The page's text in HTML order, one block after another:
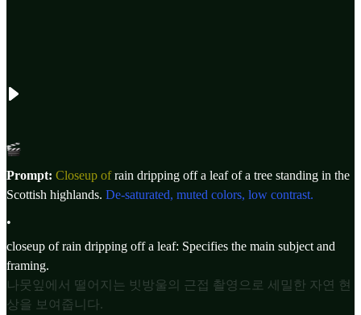
Prompt: Closeup ofrain dripping off a leaf of a tree standing in the
Scottish highlands. De-saturated, muted colors, low contrast.
•
closeup of rain dripping off a leaf: Specifies the main subject and
framing.
나뭇잎에서 떨어지는 빗방울의 근접 촬영으로 세밀한 자연 현
상을 보여줍니다.